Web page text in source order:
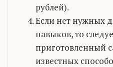
рублей).
Если нет нужных
навыков, то
приготовленный
известных